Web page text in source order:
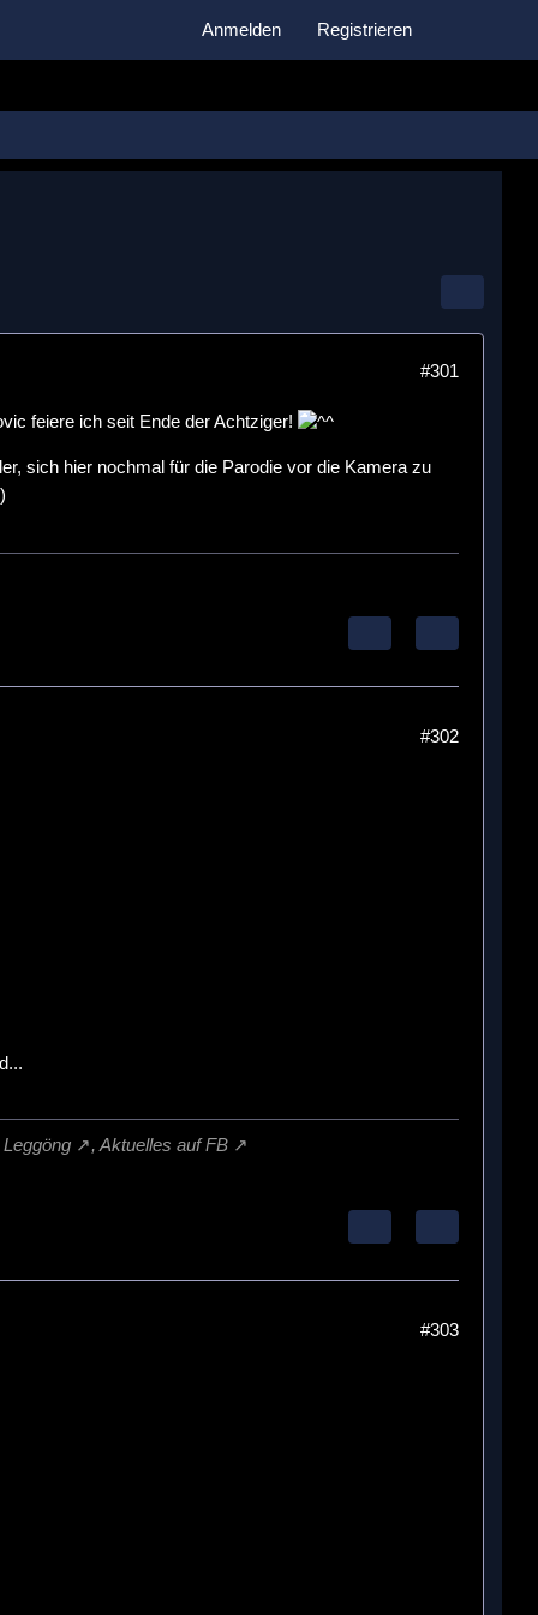
Anmelden Registrieren
#301
feiere ich seit Ende der Achtziger!
sich hier nochmal für die Parodie vor die Kamera zu
#302
Leggöng , Aktuelles auf FB
#303